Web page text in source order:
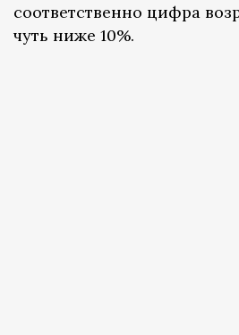
соответственно цифра
чуть ниже 10%.